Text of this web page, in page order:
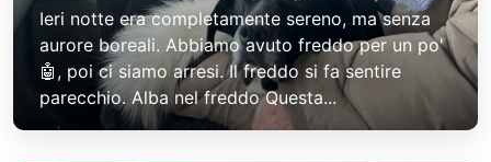
Ieri notte era completamente sereno, ma senza
aurore boreali. Abbiamo avuto freddo per un po'
🤖, poi ci siamo arresi. Il freddo si fa sentire
parecchio. Alba nel freddo Questa...